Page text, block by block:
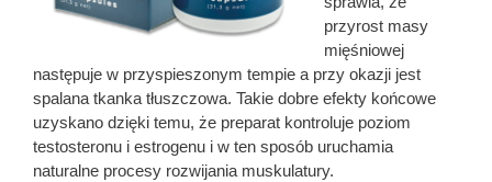
przyrost masy
mięśniowej
następuje w przyspieszonym tempie a przy okazji jest
spalana tkanka tłuszczowa. Takie dobre efekty końcowe
uzyskano dzięki temu, że preparat kontroluje poziom
testosteronu i estrogenu i w ten sposób uruchamia
naturalne procesy rozwijania muskulatury.